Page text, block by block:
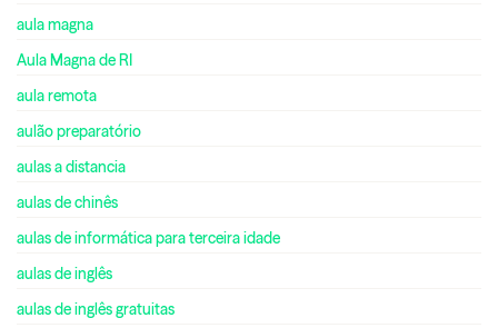
aula magna
Aula Magna de RI
aula remota
aulão preparatório
aulas a distancia
aulas de chinês
aulas de informática para terceira idade
aulas de inglês
aulas de inglês gratuitas